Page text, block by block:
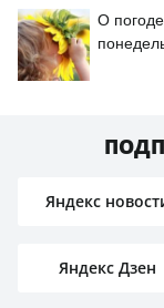
О
Яндекс
Яндекс Дзен